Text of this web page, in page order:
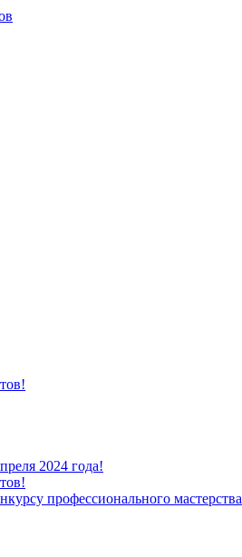
2024 года!
профессионального мастерства